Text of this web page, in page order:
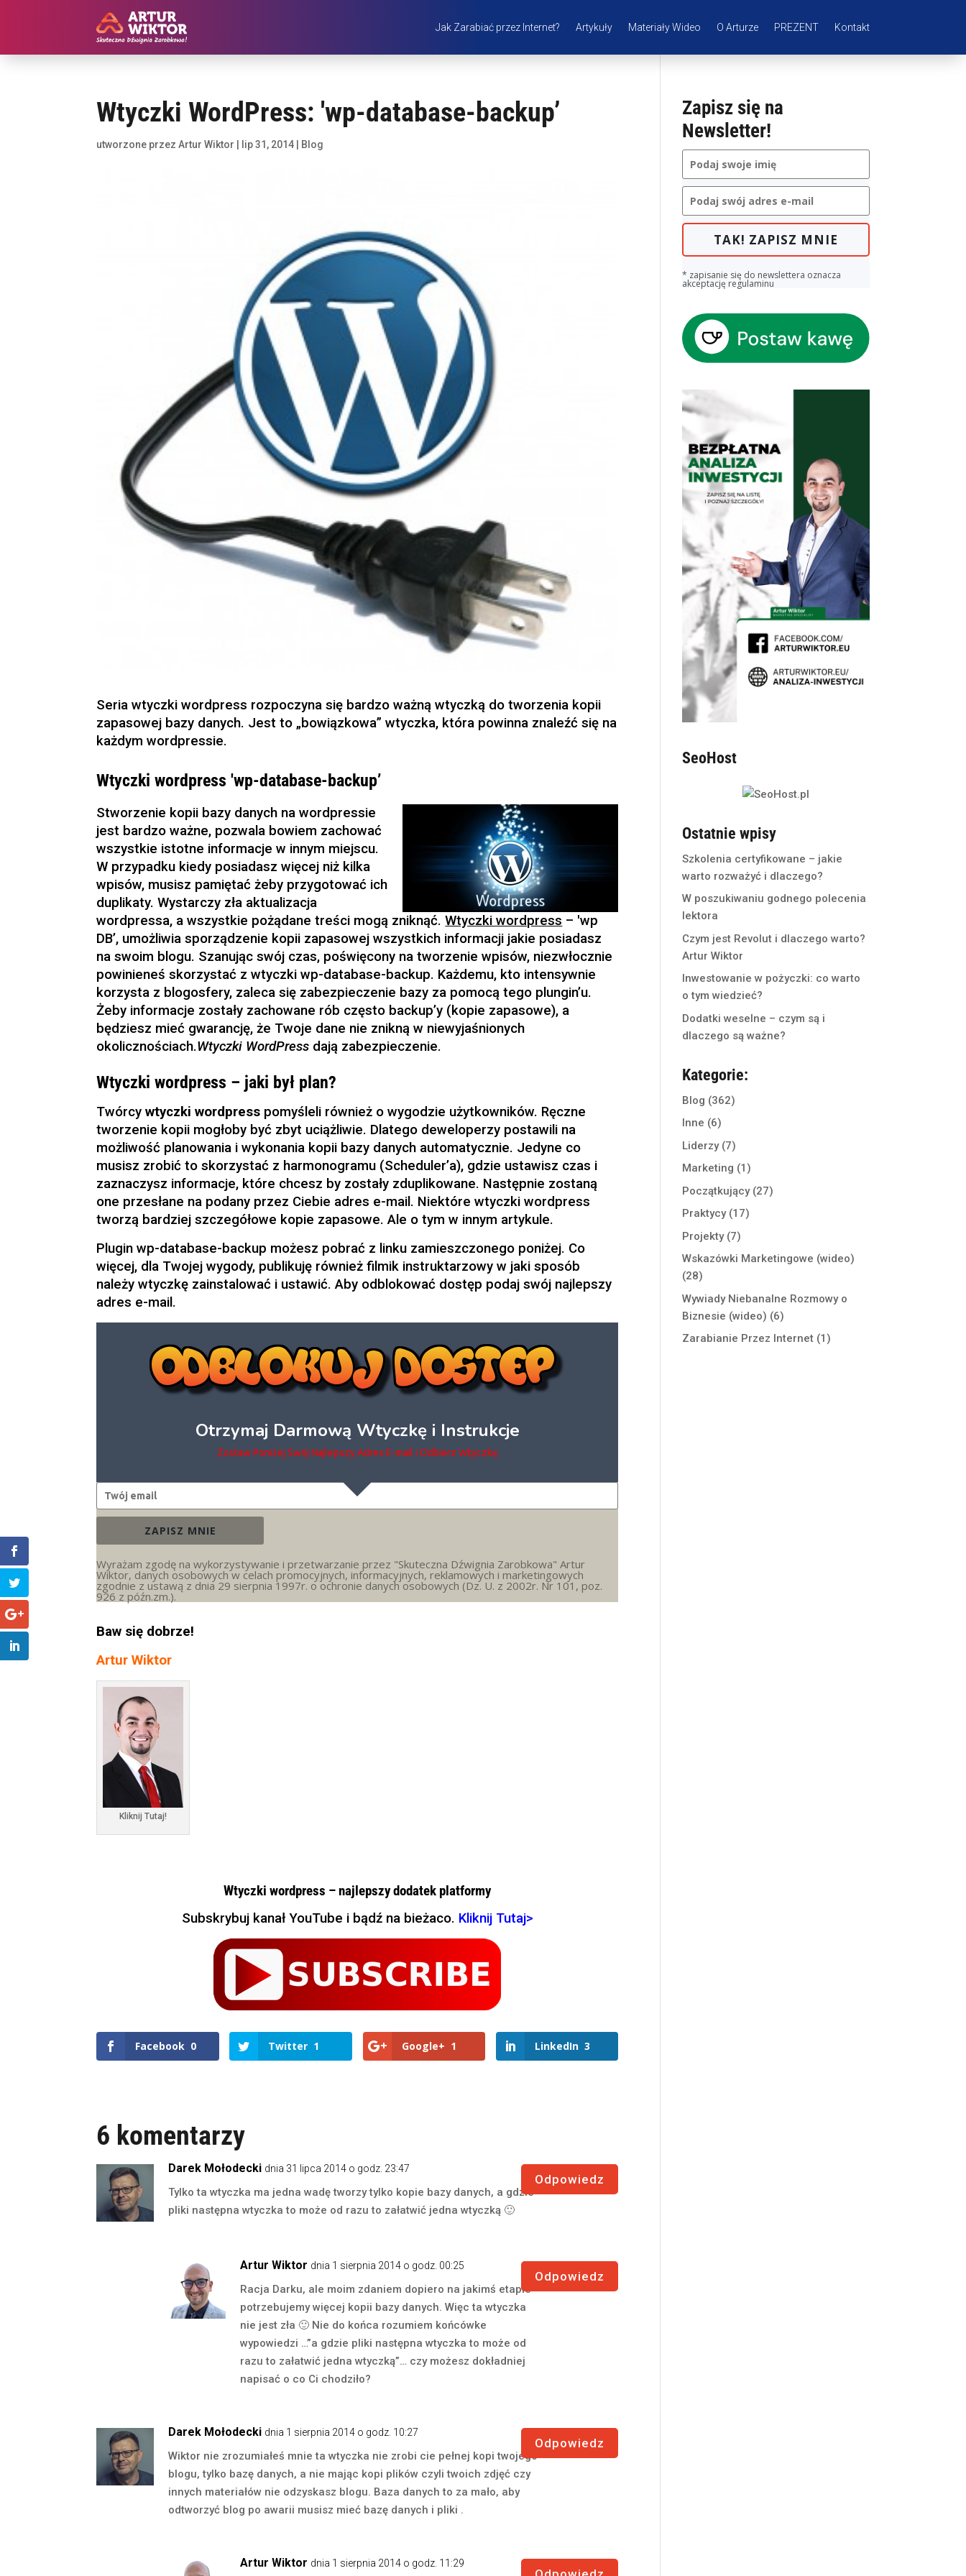
Jak Zarabiać przez Internet? Artykuły Materiały Wideo O Arturze PREZENT Kontakt
Wtyczki WordPress: 'wp-database-backup’
utworzone przezArtur Wiktor lip 31, 2014 Blog
Seria wtyczki wordpress rozpoczyna się bardzo ważną wtyczką do tworzenia kopii
zapasowej bazy danych. Jest to „bowiązkowa” wtyczka, która powinna znaleźć się na
każdym wordpressie.
Wtyczki wordpress 'wp-database-backup’
Stworzenie kopii bazy danych na wordpressie
jest bardzo ważne, pozwala bowiem zachować
wszystkie istotne informacje w innym miejscu.
W przypadku kiedy posiadasz więcej niż kilka
wpisów, musisz pamiętać żeby przygotować ich
duplikaty. Wystarczy zła aktualizacja
wordpressa, a wszystkie pożądane treści mogą zniknąć.Wtyczki wordpress – 'wp
DB’, umożliwia sporządzenie kopii zapasowej wszystkich informacji jakie posiadasz
na swoim blogu. Szanując swój czas, poświęcony na tworzenie wpisów, niezwłocznie
powinieneś skorzystać z wtyczki wp-database-backup. Każdemu, kto intensywnie
korzysta z blogosfery, zaleca się zabezpieczenie bazy za pomocą tego plungin’u.
Żeby informacje zostały zachowane rób często backup’y (kopie zapasowe), a
będziesz mieć gwarancję, że Twoje dane nie znikną w niewyjaśnionych
okolicznościach.Wtyczki WordPress dają zabezpieczenie.
Wtyczki wordpress – jaki był plan?
Twórcywtyczki wordpress pomyśleli również o wygodzie użytkowników. Ręczne
tworzenie kopii mogłoby być zbyt uciążliwie. Dlatego deweloperzy postawili na
możliwość planowania i wykonania kopii bazy danych automatycznie. Jedyne co
musisz zrobić to skorzystać z harmonogramu (Scheduler’a), gdzie ustawisz czas i
zaznaczysz informacje, które chcesz by zostały zduplikowane. Następnie zostaną
one przesłane na podany przez Ciebie adres e-mail. Niektóre wtyczki wordpress
tworzą bardziej szczegółowe kopie zapasowe. Ale o tym w innym artykule.
Plugin wp-database-backup możesz pobrać z linku zamieszczonego poniżej. Co
więcej, dla Twojej wygody, publikuję również filmik instruktarzowy w jaki sposób
należy wtyczkę zainstalować i ustawić. Aby odblokować dostęp podaj swój najlepszy
adres e-mail.
Otrzymaj Darmową Wtyczkę i Instrukcje
Zostaw Poniżej Swój Najlepszy Adres E-mail i Odbierz Wtyczkę
ZAPISZ MNIE
Wyrażam zgodę na wykorzystywanie i przetwarzanie przez "Skuteczna Dźwignia Zarobkowa" Artur
Wiktor, danych osobowych w celach promocyjnych, informacyjnych, reklamowych i marketingowych
zgodnie z ustawą z dnia 29 sierpnia 1997r. o ochronie danych osobowych (Dz. U. z 2002r. Nr 101, poz.
926 z późn.zm.).
Baw się dobrze!
Artur Wiktor
Kliknij Tutaj!
Wtyczki wordpress – najlepszy dodatek platformy
Subskrybuj kanał YouTube i bądź na bieżaco. Kliknij Tutaj>
Facebook 0 Twitter 1 Google+ 1 LinkedIn 3
6 komentarzy
Darek Mołodecki dnia 31 lipca 2014 o godz. 23:47
Tylko ta wtyczka ma jedna wadę tworzy tylko kopie bazy danych, a gdzie
pliki następna wtyczka to może od razu to załatwić jedna wtyczką 🙂
Odpowiedz
Artur Wiktor dnia 1 sierpnia 2014 o godz. 00:25
Racja Darku, ale moim zdaniem dopiero na jakimś etapie
potrzebujemy więcej kopii bazy danych. Więc ta wtyczka
nie jest zła 🙂 Nie do końca rozumiem końcówke
wypowiedzi …”a gdzie pliki następna wtyczka to może od
razu to załatwić jedna wtyczką”… czy możesz dokładniej
napisać o co Ci chodziło?
Odpowiedz
Darek Mołodecki dnia 1 sierpnia 2014 o godz. 10:27
Wiktor nie zrozumiałeś mnie ta wtyczka nie zrobi cie pełnej kopi twojego
blogu, tylko bazę danych, a nie mając kopi plików czyli twoich zdjęć czy
innych materiałów nie odzyskasz blogu. Baza danych to za mało, aby
odtworzyć blog po awarii musisz mieć bazę danych i pliki .
Odpowiedz
Artur Wiktor dnia 1 sierpnia 2014 o godz. 11:29
Zapisz się na
Newsletter!
TAK! ZAPISZ MNIE
* zapisanie się do newslettera oznacza
akceptację regulaminu
SeoHost
Ostatnie wpisy
Szkolenia certyfikowane – jakie
warto rozważyć i dlaczego?
W poszukiwaniu godnego polecenia
lektora
Czym jest Revolut i dlaczego warto?
Artur Wiktor
Inwestowanie w pożyczki: co warto
o tym wiedzieć?
Dodatki weselne – czym są i
dlaczego są ważne?
Kategorie:
Blog (362)
Inne (6)
Liderzy(7)
Marketing (1)
Początkujący(27)
Praktycy(17)
Projekty(7)
Wskazówki Marketingowe (wideo)
(28)
Wywiady Niebanalne Rozmowy o
Biznesie (wideo) (6)
Zarabianie Przez Internet (1)